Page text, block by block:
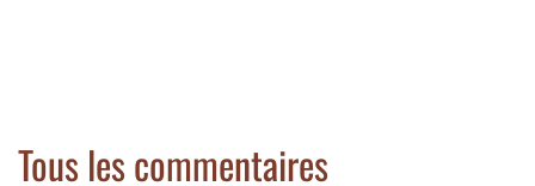
Tous les commentaires